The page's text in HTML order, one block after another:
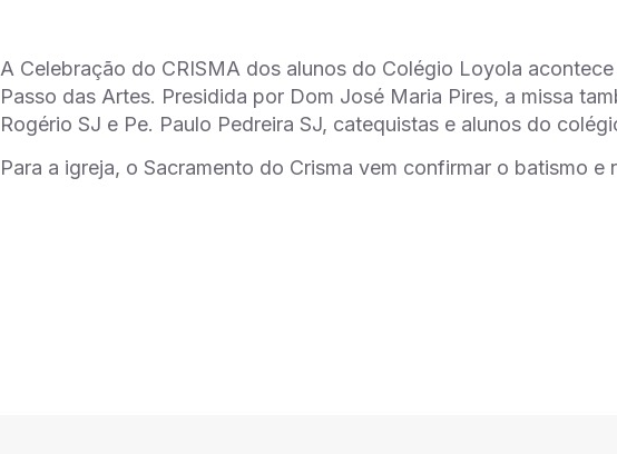
A Celebração do CRISMA dos alunos do Colégio Loyola
Passo das Artes. Presidida por Dom José Maria Pires, a missa
Rogério SJ e Pe. Paulo Pedreira SJ, catequistas e alunos do
Para a igreja, o Sacramento do Crisma vem confirmar o batismo e